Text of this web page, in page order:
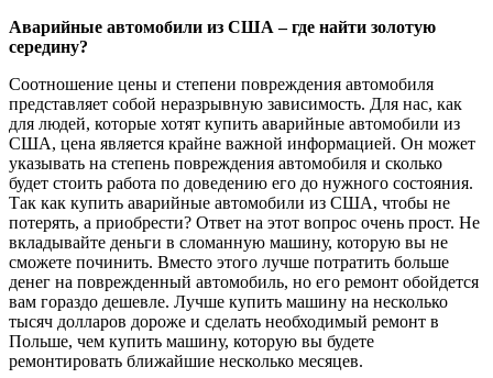
Аварийные автомобили из США – где найти золотую
середину?
Соотношение цены и степени повреждения автомобиля
представляет собой неразрывную зависимость. Для нас, как
для людей, которые хотят купить аварийные автомобили из
США, цена является крайне важной информацией. Он может
указывать на степень повреждения автомобиля и сколько
будет стоить работа по доведению его до нужного состояния.
Так как купить аварийные автомобили из США, чтобы не
потерять, а приобрести? Ответ на этот вопрос очень прост. Не
вкладывайте деньги в сломанную машину, которую вы не
сможете починить. Вместо этого лучше потратить больше
денег на поврежденный автомобиль, но его ремонт обойдется
вам гораздо дешевле. Лучше купить машину на несколько
тысяч долларов дороже и сделать необходимый ремонт в
Польше, чем купить машину, которую вы будете
ремонтировать ближайшие несколько месяцев.